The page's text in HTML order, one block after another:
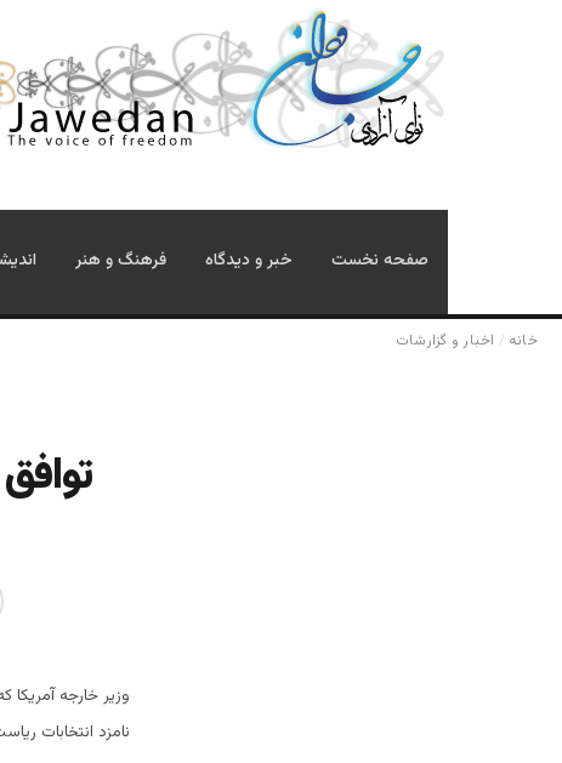
صفحه نخست خبر و دیدگاه فرهنگ و هنر
خانه / اخبار و گزارشات
وزیر خارجه
نامزد انتخابات